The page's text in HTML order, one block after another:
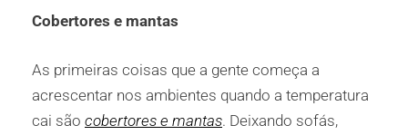
Cobertores e mantas
As primeiras coisas que a gente começa a
acrescentar nos ambientes quando a temperatura
cai são cobertores e mantas. Deixando sofás,